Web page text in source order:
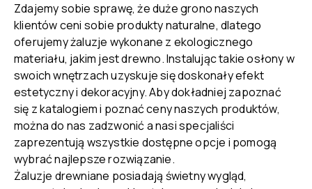
Zdajemy sobie sprawę, że duże grono naszych
klientów ceni sobie produkty naturalne, dlatego
oferujemy żaluzje wykonane z ekologicznego
materiału, jakim jest drewno. Instalując takie osłony w
swoich wnętrzach uzyskuje się doskonały efekt
estetyczny i dekoracyjny. Aby dokładniej zapoznać
się z katalogiem i poznać ceny naszych produktów,
można do nas zadzwonić a nasi specjaliści
zaprezentują wszystkie dostępne opcje i pomogą
wybrać najlepsze rozwiązanie.
Żaluzje drewniane posiadają świetny wygląd,